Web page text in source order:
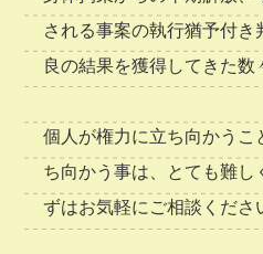
される事案の執行猶予付
良の結果を獲得してきた数
個人が権力に立ち向かうこ
ち向かう事は、とても難し
ずはお気軽にご相談くださ